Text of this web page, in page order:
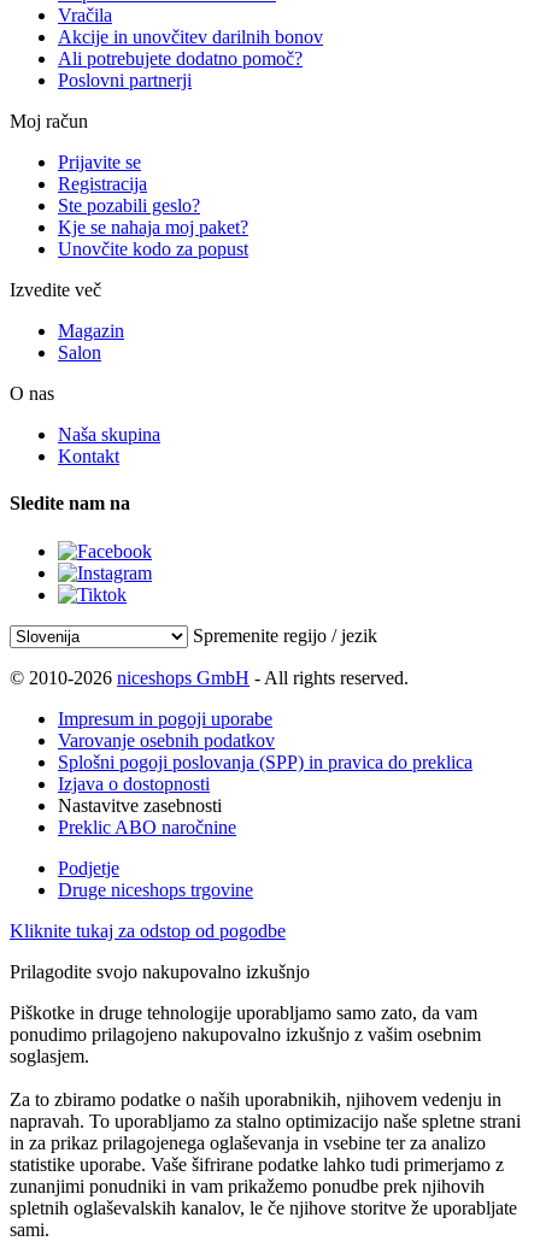
Vračila
Akcije in unovčitev darilnih bonov
Ali potrebujete dodatno pomoč?
Poslovni partnerji
Moj račun
Prijavite se
Registracija
Ste pozabili geslo?
Kje se nahaja moj paket?
Unovčite kodo za popust
Izvedite več
Magazin
Salon
O nas
Naša skupina
Kontakt
Sledite nam na
Spremenite regijo / jezik
© 2010-2026 niceshops GmbH - All rights reserved.
Impresum in pogoji uporabe
Varovanje osebnih podatkov
Splošni pogoji poslovanja (SPP) in pravica do preklica
Izjava o dostopnosti
Nastavitve zasebnosti
Preklic ABO naročnine
Podjetje
Druge niceshops trgovine
Kliknite tukaj za odstop od pogodbe
Prilagodite svojo nakupovalno izkušnjo
Piškotke in druge tehnologije uporabljamo samo zato, da vam
ponudimo prilagojeno nakupovalno izkušnjo z vašim osebnim
soglasjem.
Za to zbiramo podatke o naših uporabnikih, njihovem vedenju in
napravah. To uporabljamo za stalno optimizacijo naše spletne strani
in za prikaz prilagojenega oglaševanja in vsebine ter za analizo
statistike uporabe. Vaše šifrirane podatke lahko tudi primerjamo z
zunanjimi ponudniki in vam prikažemo ponudbe prek njihovih
spletnih oglaševalskih kanalov, le če njihove storitve že uporabljate
sami.